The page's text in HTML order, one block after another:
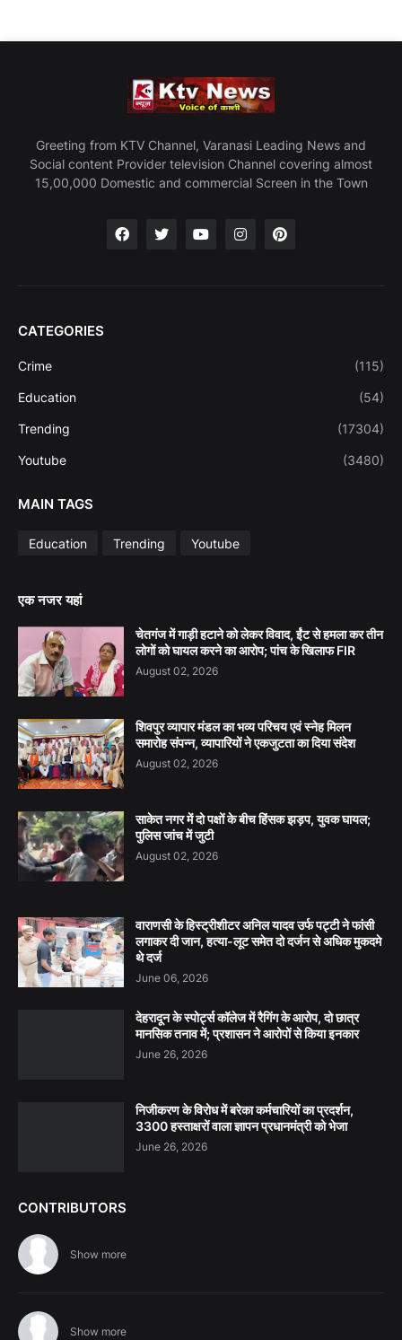
Greeting from KTV Channel, Varanasi Leading News and
Social content Provider television Channel covering almost
15,00,000 Domestic and commercial Screen in the Town
CATEGORIES
Crime (115)
Education (54)
Trending (17304)
Youtube (3480)
MAIN TAGS
Education Trending Youtube
एक नजर यहां
चेतगंज में गाड़ी हटाने को लेकर विवाद, ईंट से हमला कर तीन
लोगों को घायल करने का आरोप; पांच के खिलाफ FIR
August 02, 2026
शिवपुर व्यापार मंडल का भव्य परिचय एवं स्नेह मिलन
समारोह संपन्न, व्यापारियों ने एकजुटता का दिया संदेश
August 02, 2026
साकेत नगर में दो पक्षों के बीच हिंसक झड़प, युवक घायल;
पुलिस जांच में जुटी
August 02, 2026
वाराणसी के हिस्ट्रीशीटर अनिल यादव उर्फ पट्टी ने फांसी
लगाकर दी जान, हत्या-लूट समेत दो दर्जन से अधिक मुकदमे
थे दर्ज
June 06, 2026
देहरादून के स्पोर्ट्स कॉलेज में रैगिंग के आरोप, दो छात्र
मानसिक तनाव में; प्रशासन ने आरोपों से किया इनकार
June 26, 2026
निजीकरण के विरोध में बरेका कर्मचारियों का प्रदर्शन,
3300 हस्ताक्षरों वाला ज्ञापन प्रधानमंत्री को भेजा
June 26, 2026
CONTRIBUTORS
Show more
Show more